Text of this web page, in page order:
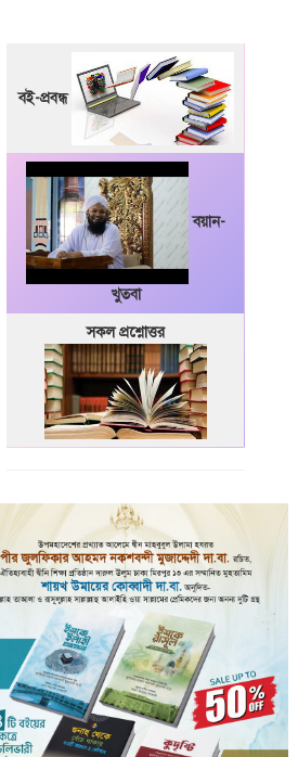
বই-প্রবন্ধ
বয়ান-
খুতবা
সকল প্রশ্নোত্তর